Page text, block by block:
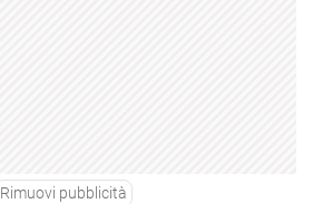
Rimuovi pubblicità